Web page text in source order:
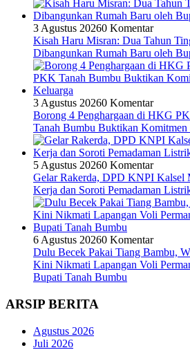
3 Agustus 20260 Komentar
Kisah Haru Misran: Dua Tahun
Dibangunkan Rumah Baru oleh
3 Agustus 20260 Komentar
Borong 4 Penghargaan di HKG
Tanah Bumbu Buktikan Komitmen
5 Agustus 20260 Komentar
Gelar Rakerda, DPD KNPI Kalsel
Kerja dan Soroti Pemadaman
6 Agustus 20260 Komentar
Dulu Becek Pakai Tiang Bambu,
Kini Nikmati Lapangan Voli
Bupati Tanah Bumbu
ARSIP BERITA
Agustus 2026
Juli 2026